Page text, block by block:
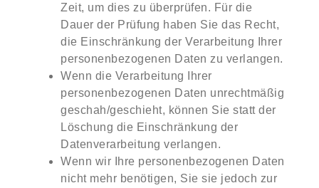
Zeit, um dies zu überprüfen. Für die
Dauer der Prüfung haben Sie das Recht,
die Einschränkung der Verarbeitung Ihrer
personenbezogenen Daten zu verlangen.
Wenn die Verarbeitung Ihrer
personenbezogenen Daten unrechtmäßig
geschah/geschieht, können Sie statt der
Löschung die Einschränkung der
Datenverarbeitung verlangen.
Wenn wir Ihre personenbezogenen Daten
nicht mehr benötigen, Sie sie jedoch zur